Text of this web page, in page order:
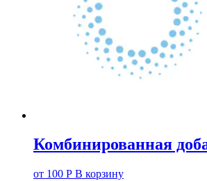
Комбинированная
от 100 Р В корзину